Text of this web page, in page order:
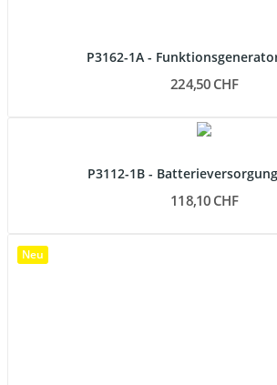
P3162-1A -
224,50 CHF
P3112-1B -
118,10 CHF
Neu